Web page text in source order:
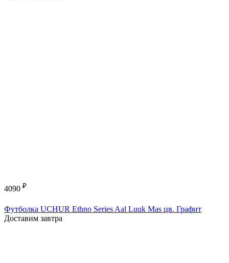
4090 ₽
Футболка UCHUR Ethno Series Aal Luuk Mas цв. Графит
Доставим завтра